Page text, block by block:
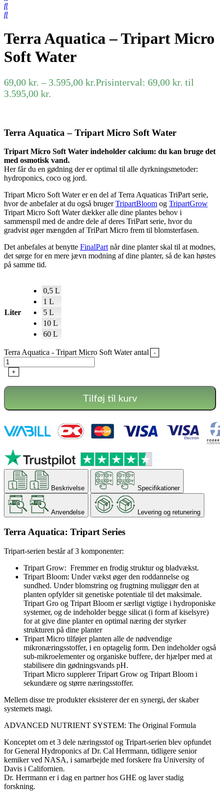
Terra Aquatica – Tripart Micro
Soft Water
69,00 kr. – 3.595,00 kr.Prisinterval: 69,00 kr. til
3.595,00 kr.
Terra Aquatica – Tripart Micro Soft Water
Tripart Micro Soft Water indeholder calcium: du kan bruge det
med osmotisk vand.
Her får du en gødning der er optimal til alle dyrkningsmetoder:
hydroponics, coco og jord.
Tripart Micro Soft Water er en del af Terra Aquaticas TriPart serie,
hvor de anbefaler at du også brugerTripartBloom og TripartGrow
Tripart Micro Soft Water dækker alle dine plantes behov i
sammenspil med de andre dele af deres TriPart serie, hvor du
gradvist øger mængden af TriPart Micro frem til blomsterfasen.
Det anbefales at benytte FinalPart når dine planter skal til at modnes,
det sørge for en mere jævn modning af dine planter, så de kan høstes
på samme tid.
Liter
0,5 L
1 L
5 L
10 L
60 L
Terra Aquatica - Tripart Micro Soft Water antal -
+
Tilføj til kurv
Beskrivelse Specifikationer
Anvendelse Levering og retunering
Terra Aquatica: Tripart Series
Tripart-serien består af 3 komponenter:
Tripart Grow: Fremmer en frodig struktur og bladvækst.
Tripart Bloom: Under vækst øger den roddannelse og
sundhed. Under blomstring og frugtning muliggør den at
planten opfylder sit genetiske potentiale til det maksimale.
Tripart Gro og Tripart Bloom er særligt vigtige i hydroponiske
systemer, og de indeholder begge silicat (i form af kiselsyre)
for at give dine planter en optimal næring der styrker
strukturen på dine planter
Tripart Micro tilføjer planten alle de nødvendige
mikronæringsstoffer, i en optagelig form. Den indeholder også
sub-mikroelementer og organiske buffere, der hjælper med at
stabilisere din gødningsvands pH.
Tripart Micro supplerer Tripart Grow og Tripart Bloom i
sekundære og større næringsstoffer.
Mellem disse tre produkter eksisterer der en synergi, der skaber
systemets magi.
ADVANCED NUTRIENT SYSTEM: The Original Formula
Konceptet om et 3 dele næringsstof og Tripart-serien blev opfundet
for General Hydroponics af Dr. Cal Herrmann, tidligere senior
kemiker ved NASA, i samarbejde med forskere fra University of
Davis i Californien.
Dr. Herrmann er i dag en partner hos GHE og laver stadig
forskning.